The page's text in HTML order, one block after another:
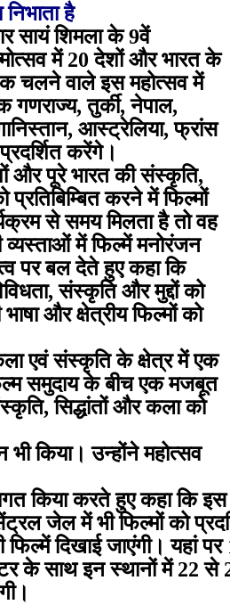
है
सायं शिमला के 9वें
में 20 देशों और भारत के
चलने वाले इस महोत्सव में
गणराज्य, तुर्की, नेपाल,
आस्ट्रेलिया, फ्रांस
करेंगे।
और पूरे भारत की संस्कृति,
करने में फिल्मों
से समय मिलता है तो वह
में फिल्में मनोरंजन
पर बल देते हुए कहा कि
संस्कृति और मुद्दों को
और क्षेत्रीय फिल्मों को
एवं संस्कृति के क्षेत्र में एक
समुदाय के बीच एक मजबूत
सिद्धांतों और कला को
किया। उन्होंने महोत्सव
किया करते हुए कहा कि इस
जेल में भी फिल्मों को
दिखाई जाएंगी। यहां
के साथ इन स्थानों में 22 से